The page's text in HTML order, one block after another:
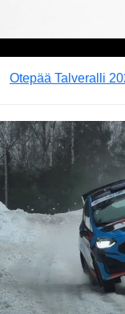
Otepää Talveralli